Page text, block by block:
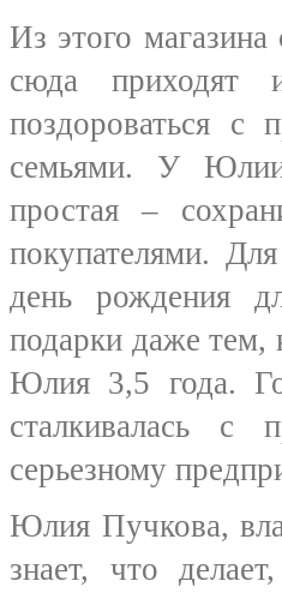
Из этого
сюда приходят
поздороваться с
семьями. У Юлии
простая –
покупателями.
день рождения
подарки даже тем,
Юлия 3,5 года.
сталкивалась
серьезному
Юлия Пучкова,
знает, что